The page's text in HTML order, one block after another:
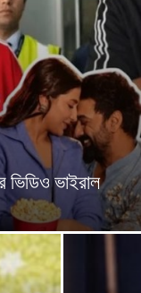
ভিডিও ভাইরাল